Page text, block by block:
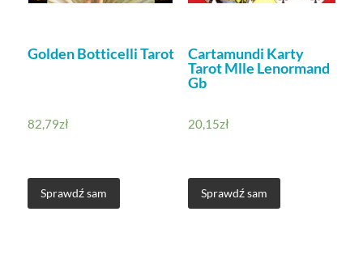
Golden Botticelli Tarot
82,79zł
Sprawdź sam
Cartamundi Karty
Tarot Mlle Lenormand
Gb
20,15zł
Sprawdź sam